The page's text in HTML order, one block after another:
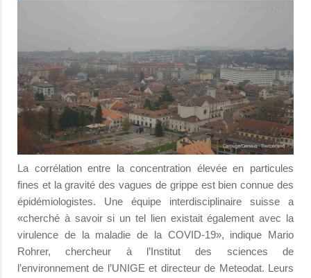
La corrélation entre la concentration élevée en particules
fines et la gravité des vagues de grippe est bien connue des
épidémiologistes. Une équipe interdisciplinaire suisse a
«cherché à savoir si un tel lien existait également avec la
virulence de la maladie de la COVID-19», indique Mario
Rohrer, chercheur à l’Institut des sciences de
l’environnement de l’UNIGE et directeur de Meteodat. Leurs